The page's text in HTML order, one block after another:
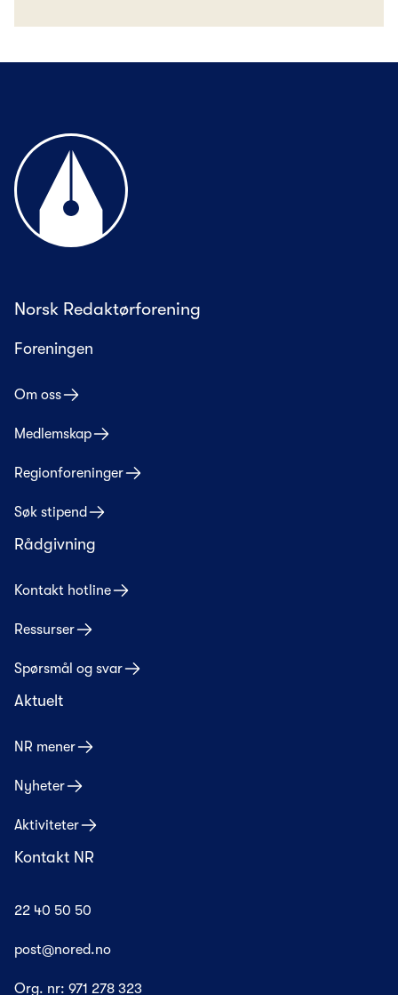
Til forsiden
Norsk Redaktørforening
Foreningen
Om oss
Medlemskap
Regionforeninger
Søk stipend
Rådgivning
Kontakt hotline
Ressurser
Spørsmål og svar
Aktuelt
NR mener
Nyheter
Aktiviteter
Kontakt NR
22 40 50 50
post@nored.no
Org. nr: 971 278 323